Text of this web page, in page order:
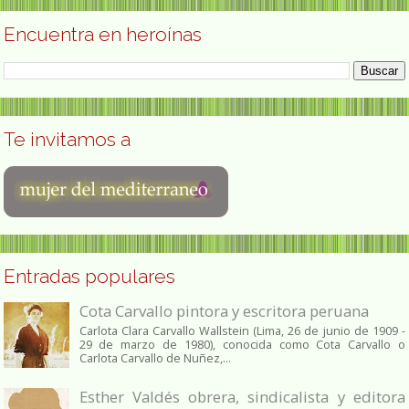
Encuentra en heroínas
Te invitamos a
Entradas populares
Cota Carvallo pintora y escritora peruana
Carlota Clara Carvallo Wallstein (Lima, 26 de junio de 1909 -
29 de marzo de 1980), conocida como Cota Carvallo o
Carlota Carvallo de Nuñez,...
Esther Valdés obrera, sindicalista y editora